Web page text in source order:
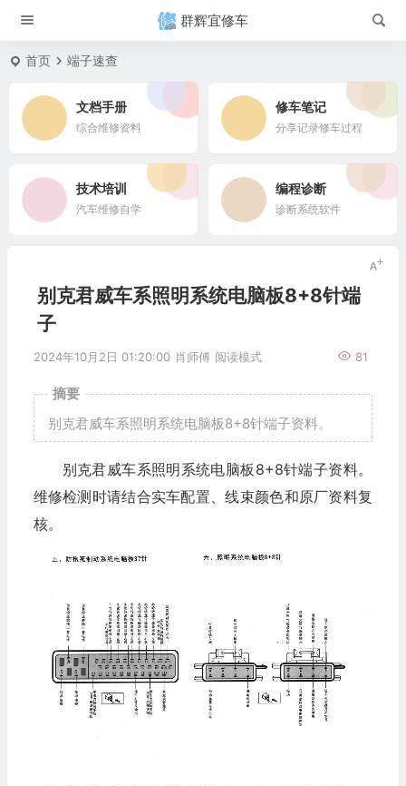
群辉宜修车
首页 端子速查
文档手册
综合维修资料
修车笔记
分享记录修车过程
技术培训
汽车维修自学
编程诊断
诊断系统软件
别克君威车系照明系统电脑板8+8针端
子
2024年10月2日 01:20:00 肖师傅 81
阅读模式
摘要
别克君威车系照明系统电脑板8+8针端子资料。
别克君威车系照明系统电脑板8+8针端子资料。
维修检测时请结合实车配置、线束颜色和原厂资料复
核。